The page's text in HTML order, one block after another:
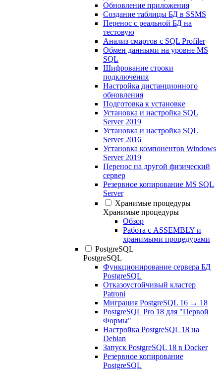
Обновление приложения
Создание таблицы БД в SSMS
Перенос с реальной БД на
тестовую
Анализ смартов с SQL Profiler
Обмен данными на уровне MS
SQL
Шифрование строки
подключения
Настройка дистанционного
обновления
Подготовка к установке
Установка и настройка SQL
Server 2019
Установка и настройка SQL
Server 2016
Установка компонентов Windows
Server 2019
Перенос на другой физический
сервер
Резервное копирование MS SQL
Server
Хранимые процедуры
Хранимые процедуры
Обзор
Работа с ASSEMBLY и
хранимыми процедурами
PostgreSQL
PostgreSQL
Функционирование сервера БД
PostgreSQL
Отказоустойчивый кластер
Patroni
Миграция PostgreSQL 16 → 18
PostgreSQL Pro 18 для "Первой
Формы"
Настройка PostgreSQL 18 на
Debian
Запуск PostgreSQL 18 в Docker
Резервное копирование
PostgreSQL